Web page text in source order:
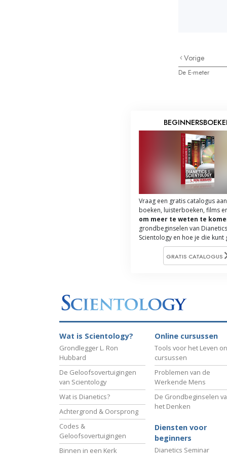
Vorige
De E-meter
Vraag een gratis catalogus
boeken, luisterboeken, films
om meer te weten te
grondbeginselen van
Scientology en hoe je die kunt
GRATIS CATALOGUS
Wat is Scientology?
Grondlegger L. Ron
Hubbard
De Geloofsovertuigingen
van Scientology
Wat is Dianetics?
Achtergrond & Oorsprong
Codes &
Geloofsovertuigingen
Binnen in een Kerk
Online cursussen
Tools voor het Leven
cursussen
Problemen van de
Werkende Mens
De Grondbeginselen
het Denken
Diensten voor
beginners
Dianetics Seminar